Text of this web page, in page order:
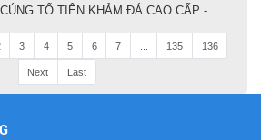
TỔ TIÊN KHẢM ĐÁ CAO CẤP -
3 4 5 6 7 135 136
Next Last